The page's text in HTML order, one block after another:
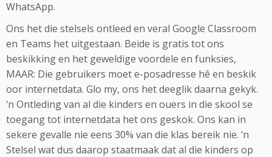
WhatsApp.
Ons het die stelsels ontleed en veral Google Classroom
en Teams het uitgestaan. Beide is gratis tot ons
beskikking en het geweldige voordele en funksies,
MAAR: Die gebruikers moet e-posadresse hê en beskik
oor internetdata. Glo my, ons het deeglik daarna gekyk.
‘n Ontleding van al die kinders en ouers in die skool se
toegang tot internetdata het ons geskok. Ons kan in
sekere gevalle nie eens 30% van die klas bereik nie. ‘n
Stelsel wat dus daarop staatmaak dat al die kinders op